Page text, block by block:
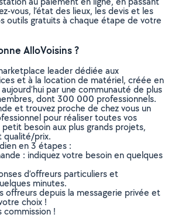
vous, l’état des lieux, les devis et les
outils gratuits à chaque étape de votre
AlloVoisins ?
leader dédiée aux
et à la location de matériel, créée en
par une communauté de plus
dont 300 000 professionnels.
et trouvez proche de chez vous un
pour réaliser toutes vos
besoin aux plus grands projets,
qualité/prix.
en 3 étapes :
: indiquez votre besoin en quelques
d’offreurs particuliers et
minutes.
offreurs depuis la messagerie privée et
choix !
commission !